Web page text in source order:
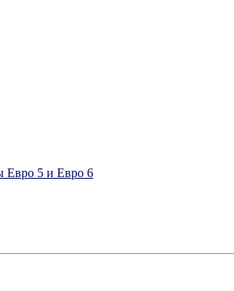
Евро 5 и Евро 6